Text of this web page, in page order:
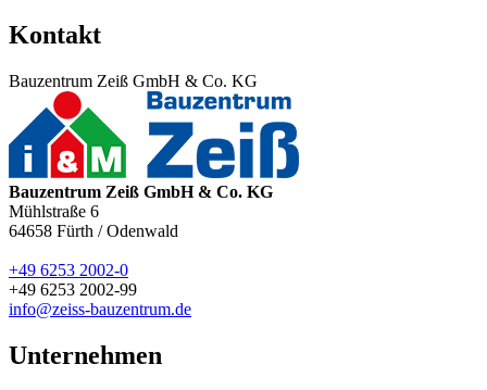
Kontakt
Bauzentrum Zeiß GmbH & Co. KG
Bauzentrum Zeiß GmbH & Co. KG
Mühlstraße 6
64658 Fürth / Odenwald
+49 6253 2002-0
+49 6253 2002-99
info@zeiss-bauzentrum.de
Unternehmen